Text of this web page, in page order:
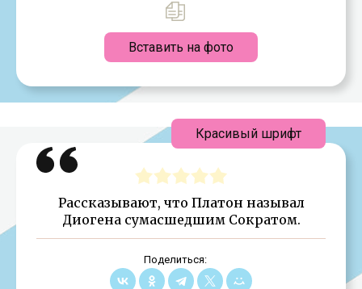
Вставить на фото
Рассказывают, что Платон называл
Диогена сумасшедшим Сократом.
Поделиться:
Красивый шрифт